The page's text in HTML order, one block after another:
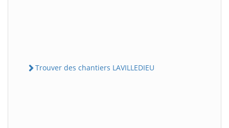
Trouver des chantiers LAVILLEDIEU